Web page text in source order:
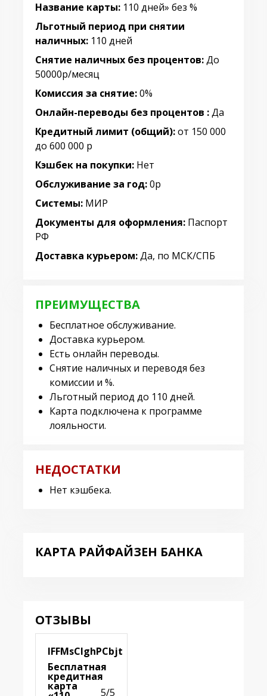
Название карты: 110 дней» без %
Льготный период при снятии
наличных: 110 дней
Снятие наличных без процентов:До
50000р/месяц
Комиссия за снятие:0%
Онлайн-переводы без процентов :Да
Кредитный лимит (общий):от 150 000
до 600 000 р
Кэшбек на покупки: Нет
Обслуживание за год:0р
Системы: МИР
Документы для оформления: Паспорт
РФ
Доставка курьером:Да, по МСК/СПБ
ПРЕИМУЩЕСТВА
Бесплатное обслуживание.
Доставка курьером.
Есть онлайн переводы.
Снятие наличных и переводя без
комиссии и %.
Льготный период до 110 дней.
Карта подключена к программе
лояльности.
НЕДОСТАТКИ
Нет кэшбека.
КАРТА РАЙФАЙЗЕН БАНКА
ОТЗЫВЫ
lFFMsCIghPCbjt
Бесплатная
кредитная
карта 5/5